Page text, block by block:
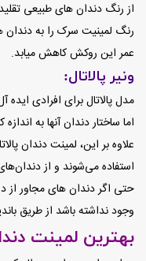
از رنگ دندان های طبیعی
رنگ لمینیت سرک را به دندان
عمر این روکش کاهش میابد.
ونیر پالاتال:
مدل پالاتال برای افرادی
اما ساختار دندان آنها به
علاوه بر این، لمینت دندان
استفاده می‌شوند و از
حتی اگر دندان های مجاور از
وجود نداشته باشد از طریق
بهترین لمینت